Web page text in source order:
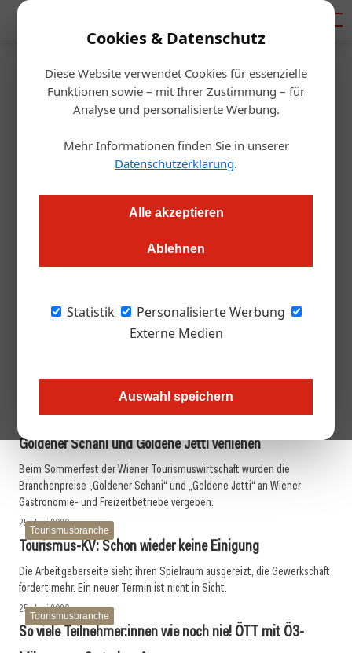
Cookies & Datenschutz
Diese Website verwendet Cookies für essenzielle
Funktionen sowie – mit Ihrer Zustimmung – für
Analyse und personalisierte Werbung.
Mehr Informationen finden Sie in unserer
Datenschutzerklärung.
Alle akzeptieren
Ablehnen
Statistik
Personalisierte Werbung
Externe Medien
Auswahl speichern
Homepage/Tourismusbranche
Tourismusbranche
« Vorherige 2 Nächste »
Tourismusbranche
02. Juli 2026
Tiroler Tourismus feiert Touristica-Jubiläum 2026
Tirol Werbung: Karin Seiler verzichtet auf weitere
Slowenische Hospitality-Gruppe baut Österreich-
29. Juni 2026
Kulinarik-WM kürt Wiener Gericht des Jahres
WienTourismus gegeneinander an. Die Entscheidung fällt per
Community-Voting auf Instagram.
Goldener Schani und Goldene Jetti verliehen
Beim Sommerfest der Wiener Tourismuswirtschaft wurden die
Branchenpreise „Goldener Schani“ und „Goldene Jetti“ an Wiener
Gastronomie- und Freizeitbetriebe vergeben.
Tourismusbranche
25. Juni 2026
Tourismus-KV: Schon wieder keine Einigung
Die Arbeitgeberseite sieht ihren Spielraum ausgereizt, die Gewerkschaft
fordert mehr. Ein neuer Termin ist nicht in Sicht.
Tourismusbranche
25. Juni 2026
So viele Teilnehmer:innen wie noch nie! ÖTT mit Ö3-